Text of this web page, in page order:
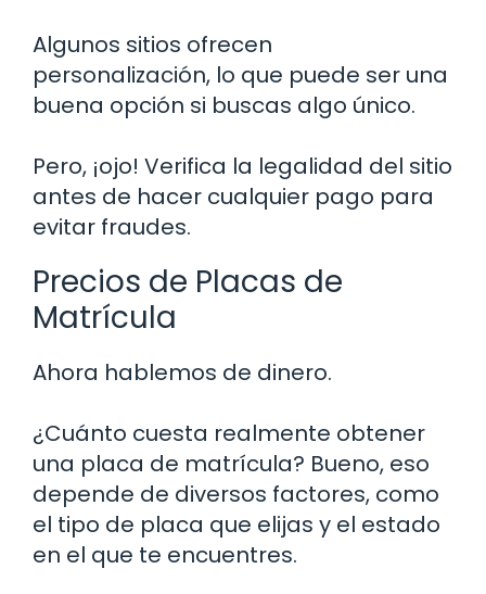
Algunos sitios ofrecen
personalización, lo que puede ser una
buena opción si buscas algo único.
Pero, ¡ojo! Verifica la legalidad del sitio
antes de hacer cualquier pago para
evitar fraudes.
Precios de Placas de
Matrícula
Ahora hablemos de dinero.
¿Cuánto cuesta realmente obtener
una placa de matrícula? Bueno, eso
depende de diversos factores, como
el tipo de placa que elijas y el estado
en el que te encuentres.